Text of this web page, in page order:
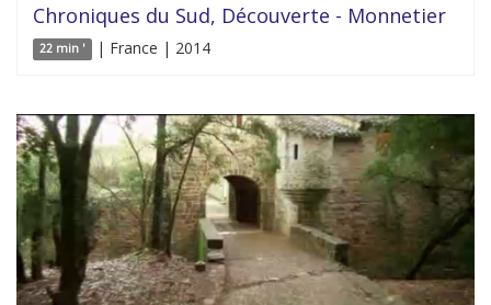
Chroniques du Sud, Découverte - Monnetier
22 min ' | France | 2014